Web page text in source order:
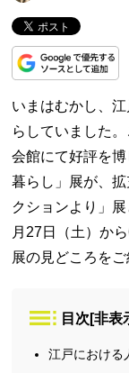
いまはむかし、
らしていました
会館にて好評を
暮らし」展が、
クションより」
月27日（土）か
展の見どころをご
目次 [非表
江戸における